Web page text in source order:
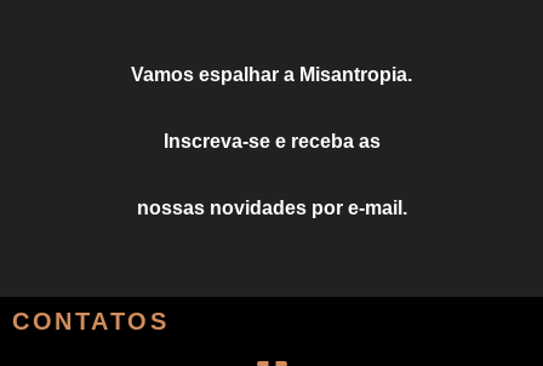
Vamos espalhar a Misantropia.
Inscreva-se e receba as
nossas novidades por e-mail.
CONTATOS